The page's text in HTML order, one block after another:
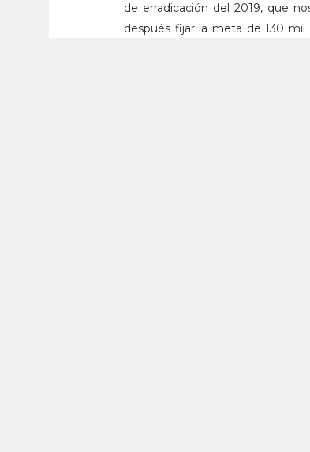
de erradicación del 2019, que
después fijar la meta de 130